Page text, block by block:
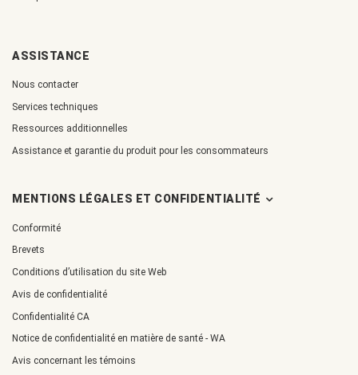
ASSISTANCE
Nous contacter
Services techniques
Ressources additionnelles
Assistance et garantie du produit pour les consommateurs
MENTIONS LÉGALES ET CONFIDENTIALITÉ
Conformité
Brevets
Conditions d’utilisation du site Web
Avis de confidentialité
Confidentialité CA
Notice de confidentialité en matière de santé - WA
Avis concernant les témoins